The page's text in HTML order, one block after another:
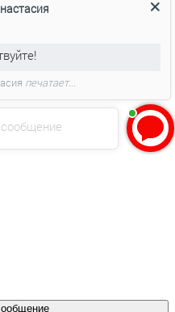
мы поможем Вам с